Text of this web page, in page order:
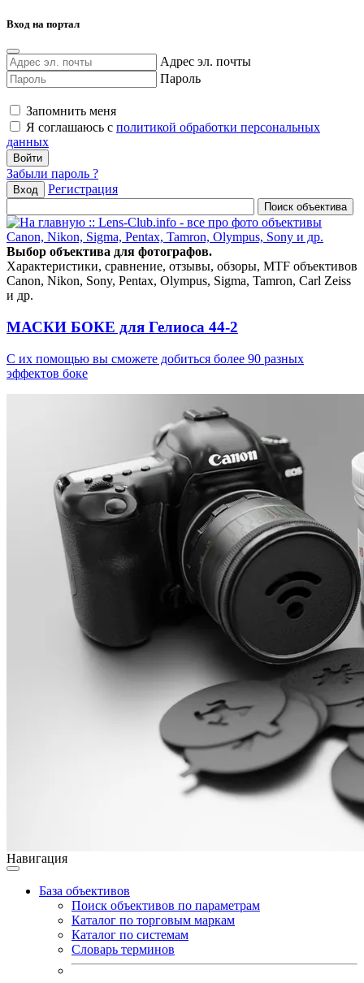
Вход на портал
Адрес эл. почты
Пароль
Запомнить меня
Я соглашаюсь с политикой обработки персональных
данных
Забыли пароль ?
Вход Регистрация
Выбор объектива для фотографов.
Характеристики, сравнение, отзывы, обзоры, MTF объективов
Canon, Nikon, Sony, Pentax, Olympus, Sigma, Tamron, Carl Zeiss
и др.
МАСКИ БОКЕ для Гелиоса 44-2
С их помощью вы сможете добиться более 90 разных
эффектов боке
Навигация
База объективов
Поиск объективов по параметрам
Каталог по торговым маркам
Каталог по системам
Словарь терминов